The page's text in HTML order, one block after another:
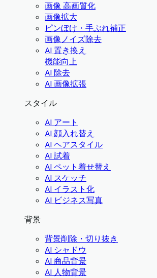
画像 高画質化
画像拡大
ピンぼけ・手ぶれ補正
画像ノイズ除去
AI 置き換え
機能向上
AI 除去
AI 画像拡張
スタイル
AI アート
AI 顔入れ替え
AI ヘアスタイル
AI 試着
AI ペット着せ替え
AI スケッチ
AI イラスト化
AI ビジネス写真
背景
背景削除・切り抜き
AI シャドウ
AI 商品背景
AI 人物背景